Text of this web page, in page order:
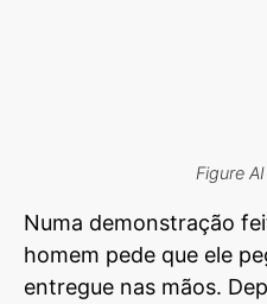
Figure
Numa demonstração
homem pede que ele
entregue nas mãos.